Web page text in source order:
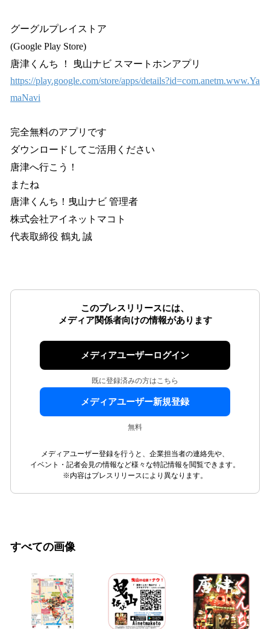
グーグルプレイストア
(Google Play Store)
唐津くんち ！ 曳山ナビ スマートホンアプリ
https://play.google.com/store/apps/details?id=com.anetm.www.Ya
maNavi
完全無料のアプリです
ダウンロードしてご活用ください
唐津へ行こう！
またね
唐津くんち！曳山ナビ 管理者
株式会社アイネットマコト
代表取締役 鶴丸 誠
このプレスリリースには、
メディア関係者向けの情報があります
メディアユーザーログイン
既に登録済みの方はこちら
メディアユーザー新規登録
無料
メディアユーザー登録を行うと、企業担当者の連絡先や、
イベント・記者会見の情報など様々な特記情報を閲覧できます。
※内容はプレスリリースにより異なります。
すべての画像